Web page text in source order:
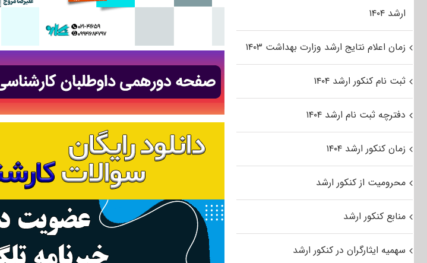
ارشد ۱۴۰۴
زمان اعلام نتایج ارشد وزارت بهداشت ۱۴۰۳
ثبت نام کنکور ارشد ۱۴۰۴
دفترچه ثبت نام ارشد ۱۴۰۴
زمان کنکور ارشد ۱۴۰۴
محرومیت از کنکور ارشد
منابع کنکور ارشد
سهمیه ایثارگران در کنکور ارشد